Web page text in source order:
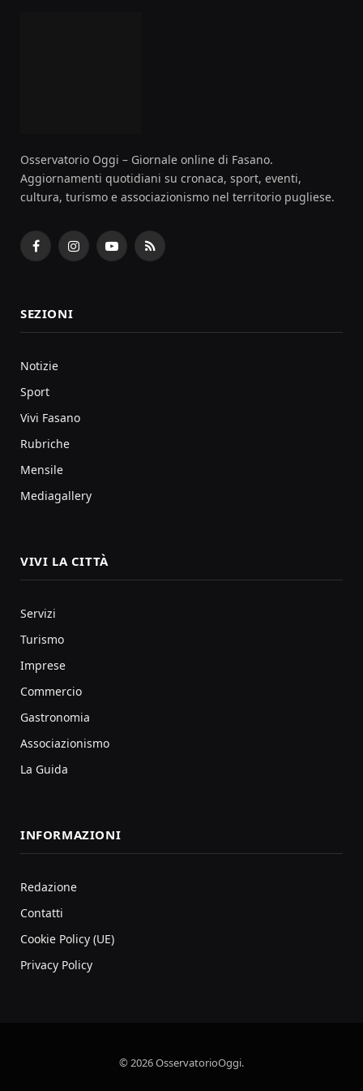
Osservatorio Oggi – Giornale online di Fasano.
Aggiornamenti quotidiani su cronaca, sport, eventi,
cultura, turismo e associazionismo nel territorio pugliese.
FacebookInstagramYouTubeRSS
SEZIONI
Notizie
Sport
Vivi Fasano
Rubriche
Mensile
Mediagallery
VIVI LA CITTÀ
Servizi
Turismo
Imprese
Commercio
Gastronomia
Associazionismo
La Guida
INFORMAZIONI
Redazione
Contatti
Cookie Policy (UE)
Privacy Policy
© 2026 OsservatorioOggi.